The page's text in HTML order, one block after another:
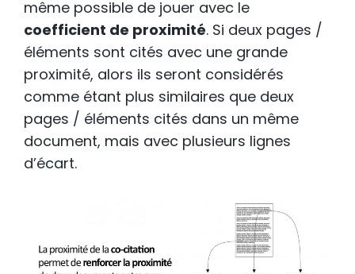
même possible de jouer avec le
coefficient de proximité. Si deux pages /
éléments sont cités avec une grande
proximité, alors ils seront considérés
comme étant plus similaires que deux
pages / éléments cités dans un même
document, mais avec plusieurs lignes
d’écart.